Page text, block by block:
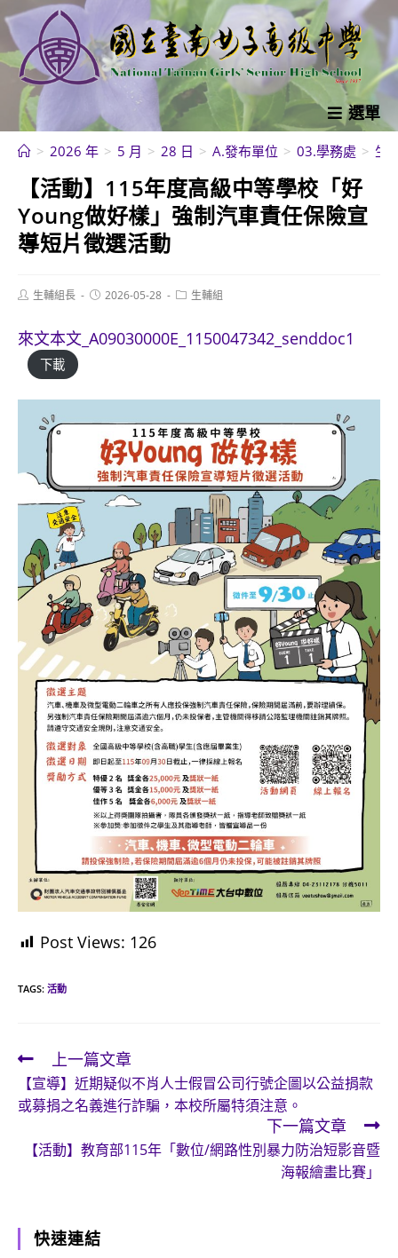
跳
轉
至
內
選單
> 2026 年 > 5 月 > 28 日 > A.發布單位 > 03.學務處 > 生
【活動】115年度高級中等學校「好
Young做好樣」強制汽車責任保險宣
導短片徵選活動
Post生輔組長
Post2026-05-28
Post生輔組
來文本文_A09030000E_1150047342_senddoc1
下載
Post Views: 126
TAGS: 活動
Read
more
articles
上一篇文章
【宣導】近期疑似不肖人士假冒公司行號企圖以公益捐款
或募捐之名義進行詐騙，本校所屬特須注意。
下一篇文章
【活動】教育部115年「數位/網路性別暴力防治短影音暨
海報繪畫比賽」
快速連結